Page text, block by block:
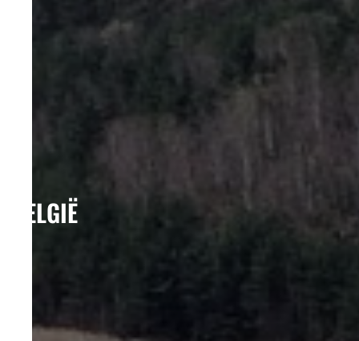
BELGIË